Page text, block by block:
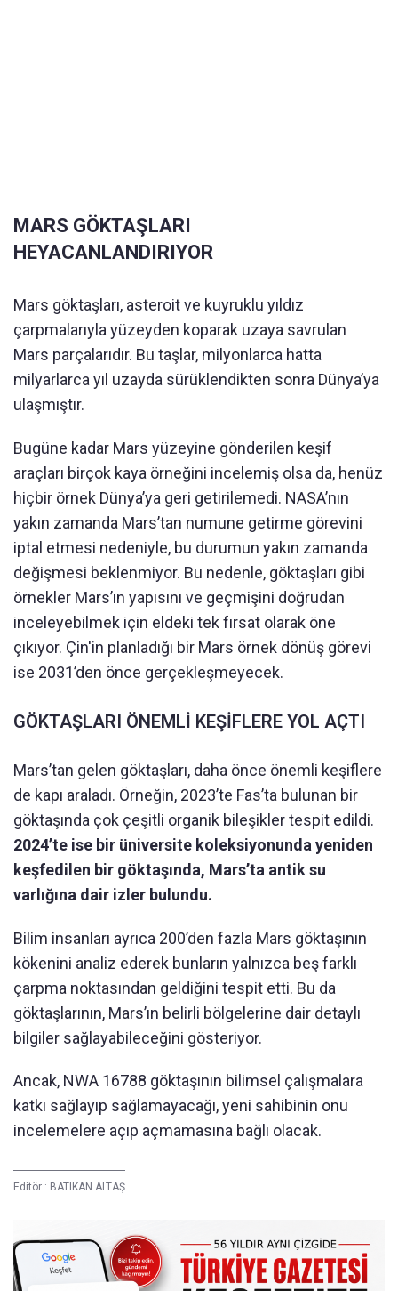
MARS GÖKTAŞLARI
HEYACANLANDIRIYOR
Mars göktaşları, asteroit ve kuyruklu yıldız
çarpmalarıyla yüzeyden koparak uzaya savrulan
Mars parçalarıdır. Bu taşlar, milyonlarca hatta
milyarlarca yıl uzayda sürüklendikten sonra Dünya’ya
ulaşmıştır.
Bugüne kadar Mars yüzeyine gönderilen keşif
araçları birçok kaya örneğini incelemiş olsa da, henüz
hiçbir örnek Dünya’ya geri getirilemedi. NASA’nın
yakın zamanda Mars’tan numune getirme görevini
iptal etmesi nedeniyle, bu durumun yakın zamanda
değişmesi beklenmiyor. Bu nedenle, göktaşları gibi
örnekler Mars’ın yapısını ve geçmişini doğrudan
inceleyebilmek için eldeki tek fırsat olarak öne
çıkıyor. Çin'in planladığı bir Mars örnek dönüş görevi
ise 2031’den önce gerçekleşmeyecek.
GÖKTAŞLARI ÖNEMLİ KEŞİFLERE YOL AÇTI
Mars’tan gelen göktaşları, daha önce önemli keşiflere
de kapı araladı. Örneğin, 2023’te Fas’ta bulunan bir
göktaşında çok çeşitli organik bileşikler tespit edildi.
2024’te ise bir üniversite koleksiyonunda yeniden
keşfedilen bir göktaşında, Mars’ta antik su
varlığına dair izler bulundu.
Bilim insanları ayrıca 200’den fazla Mars göktaşının
kökenini analiz ederek bunların yalnızca beş farklı
çarpma noktasından geldiğini tespit etti. Bu da
göktaşlarının, Mars’ın belirli bölgelerine dair detaylı
bilgiler sağlayabileceğini gösteriyor.
Ancak, NWA 16788 göktaşının bilimsel çalışmalara
katkı sağlayıp sağlamayacağı, yeni sahibinin onu
incelemelere açıp açmamasına bağlı olacak.
Editör : BATIKAN ALTAŞ